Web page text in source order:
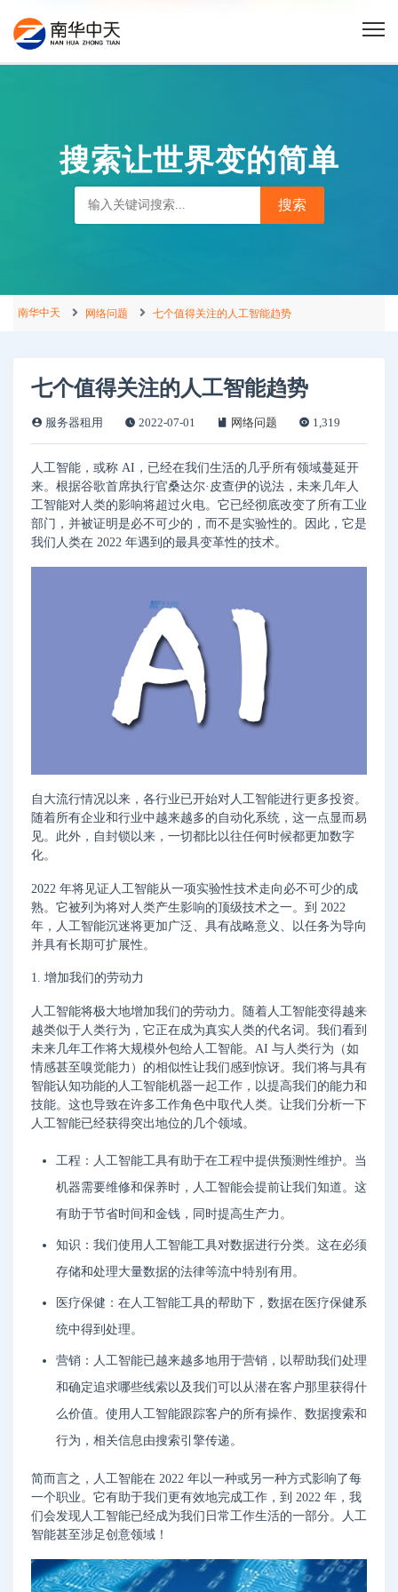
搜索让世界变的简单
南华中天 网络问题 七个值得关注的人工智能趋势
七个值得关注的人工智能趋势
服务器租用 2022-07-01 网络问题 1,319
人工智能，或称 AI，已经在我们生活的几乎所有领域蔓延开
来。根据谷歌首席执行官桑达尔·皮查伊的说法，未来几年人
工智能对人类的影响将超过火电。它已经彻底改变了所有工业
部门，并被证明是必不可少的，而不是实验性的。因此，它是
我们人类在 2022 年遇到的最具变革性的技术。
自大流行情况以来，各行业已开始对人工智能进行更多投资。
随着所有企业和行业中越来越多的自动化系统，这一点显而易
见。此外，自封锁以来，一切都比以往任何时候都更加数字
化。
2022 年将见证人工智能从一项实验性技术走向必不可少的成
熟。它被列为将对人类产生影响的顶级技术之一。到 2022
年，人工智能沉迷将更加广泛、具有战略意义、以任务为导向
并具有长期可扩展性。
1. 增加我们的劳动力
人工智能将极大地增加我们的劳动力。随着人工智能变得越来
越类似于人类行为，它正在成为真实人类的代名词。我们看到
未来几年工作将大规模外包给人工智能。AI 与人类行为（如
情感甚至嗅觉能力）的相似性让我们感到惊讶。我们将与具有
智能认知功能的人工智能机器一起工作，以提高我们的能力和
技能。这也导致在许多工作角色中取代人类。让我们分析一下
人工智能已经获得突出地位的几个领域。
工程：人工智能工具有助于在工程中提供预测性维护。当
机器需要维修和保养时，人工智能会提前让我们知道。这
有助于节省时间和金钱，同时提高生产力。
知识：我们使用人工智能工具对数据进行分类。这在必须
存储和处理大量数据的法律等流中特别有用。
医疗保健：在人工智能工具的帮助下，数据在医疗保健系
统中得到处理。
营销：人工智能已越来越多地用于营销，以帮助我们处理
和确定追求哪些线索以及我们可以从潜在客户那里获得什
么价值。使用人工智能跟踪客户的所有操作、数据搜索和
行为，相关信息由搜索引擎传递。
简而言之，人工智能在 2022 年以一种或另一种方式影响了每
一个职业。它有助于我们更有效地完成工作，到 2022 年，我
们会发现人工智能已经成为我们日常工作生活的一部分。人工
智能甚至涉足创意领域！